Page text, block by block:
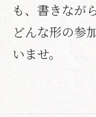
も、書きなが
どんな形の参
いませ。